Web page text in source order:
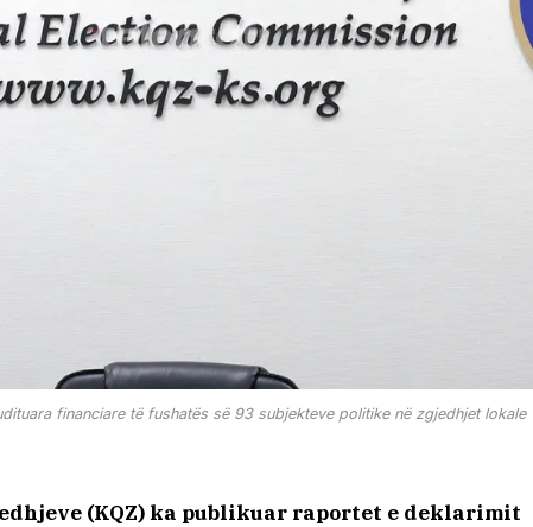
financiare të fushatës së 93 subjekteve politike në zgjedhjet lokale
(KQZ) ka publikuar raportet e deklarimit